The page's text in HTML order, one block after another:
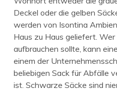
Deckel oder die gelben
werden von Isontina
Haus zu Haus geliefert.
aufbrauchen sollte, kann
einem der
beliebigen Sack für Abfälle
ist. Schwarze Säcke sind